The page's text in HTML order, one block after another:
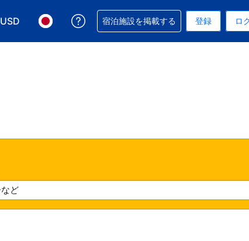
USD
表示通貨を選択. 現在選択中の表示通貨はUSドルです
言語を選択. 現在選択中の言語は日本語です
予約に関するサポートを受けられます
宿泊施設を掲載する 登録 ロ